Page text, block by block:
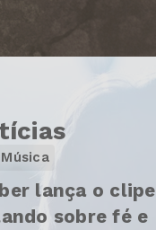
Música
lança o clipe
sobre fé e